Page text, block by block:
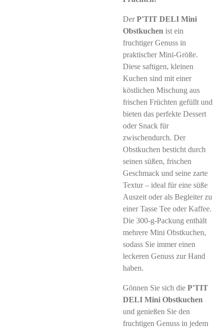
DerP'TIT DELI Mini
Obstkuchen ist ein
fruchtiger Genuss in
praktischer Mini-Größe.
Diese saftigen, kleinen
Kuchen sind mit einer
köstlichen Mischung aus
frischen Früchten gefüllt und
bieten das perfekte Dessert
oder Snack für
zwischendurch. Der
Obstkuchen besticht durch
seinen süßen, frischen
Geschmack und seine zarte
Textur – ideal für eine süße
Auszeit oder als Begleiter zu
einer Tasse Tee oder Kaffee.
Die 300-g-Packung enthält
mehrere Mini Obstkuchen,
sodass Sie immer einen
leckeren Genuss zur Hand
haben.
Gönnen Sie sich die P'TIT
DELI Mini Obstkuchen
und genießen Sie den
fruchtigen Genuss in jedem